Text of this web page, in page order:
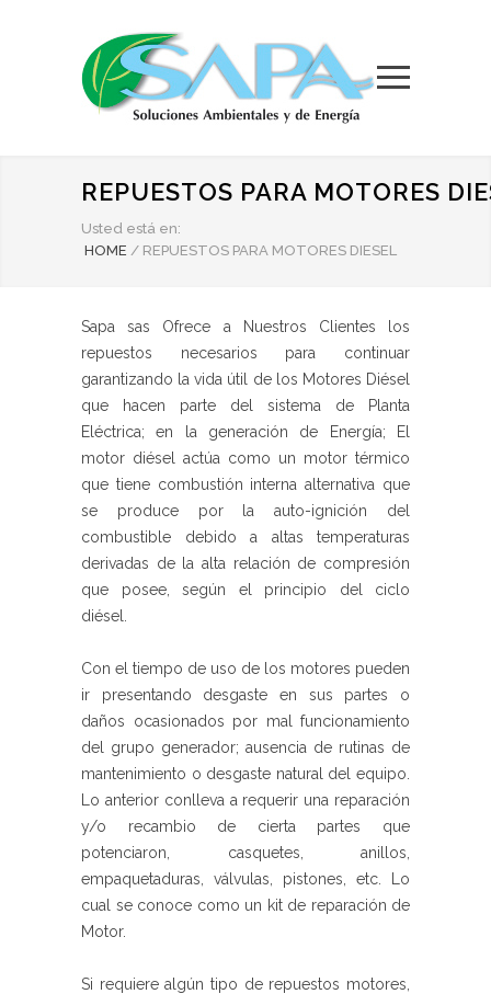
REPUESTOS PARA MOTORES
Usted está en:
HOME / REPUESTOS PARA MOTORES DIESEL
Sapa sas Ofrece a Nuestros Clientes los
repuestos necesarios para continuar
garantizando la vida útil de los Motores Diésel
que hacen parte del sistema de Planta
Eléctrica; en la generación de Energía; El
motor diésel actúa como un motor térmico
que tiene combustión interna alternativa que
se produce por la auto-ignición del
combustible debido a altas temperaturas
derivadas de la alta relación de compresión
que posee, según el principio del ciclo
diésel.
Con el tiempo de uso de los motores pueden
ir presentando desgaste en sus partes o
daños ocasionados por mal funcionamiento
del grupo generador; ausencia de rutinas de
mantenimiento o desgaste natural del equipo.
Lo anterior conlleva a requerir una reparación
y/o recambio de cierta partes que
potenciaron, casquetes, anillos,
empaquetaduras, válvulas, pistones, etc. Lo
cual se conoce como un kit de reparación de
Motor.
Si requiere algún tipo de repuestos motores,